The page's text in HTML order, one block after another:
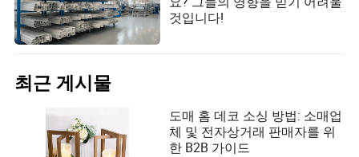
것입니다!
최근 게시물
도매 홈 데코 소싱 방법: 소매업
체 및 전자상거래 판매자를 위
한 B2B 가이드